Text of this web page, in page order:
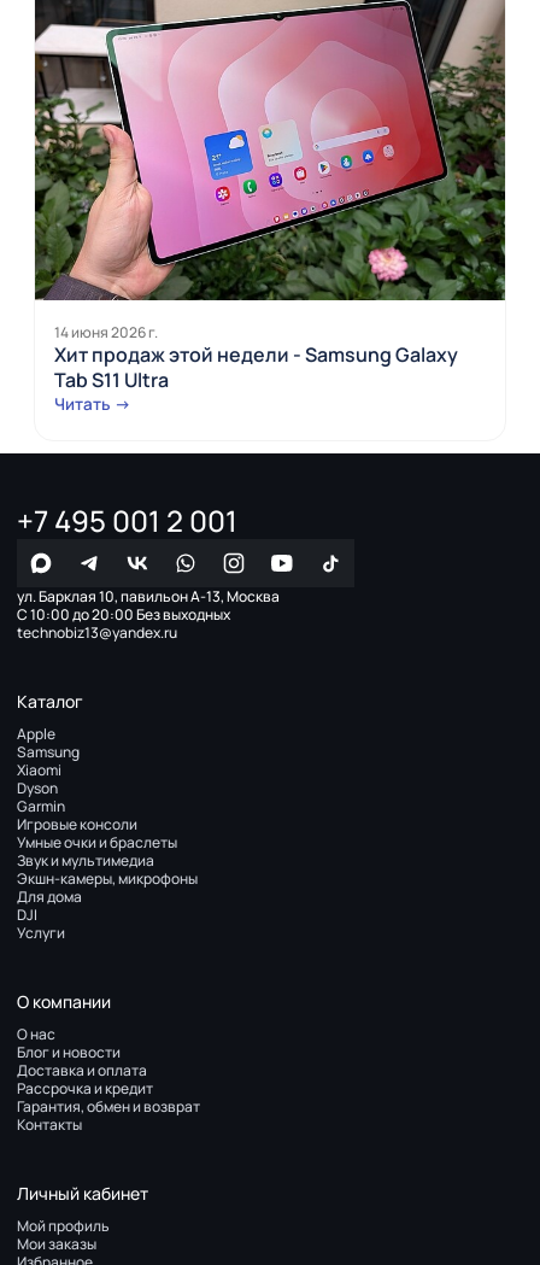
14 июня 2026 г.
Хит продаж этой недели - Samsung Galaxy
Tab S11 Ultra
Читать →
+7 495 001 2 001
ул. Барклая 10, павильон А-13, Москва
С 10:00 до 20:00 Без выходных
technobiz13@yandex.ru
Каталог
Apple
Samsung
Xiaomi
Dyson
Garmin
Игровые консоли
Умные очки и браслеты
Звук и мультимедиа
Экшн-камеры, микрофоны
Для дома
DJI
Услуги
О компании
О нас
Блог и новости
Доставка и оплата
Рассрочка и кредит
Гарантия, обмен и возврат
Контакты
Личный кабинет
Мой профиль
Мои заказы